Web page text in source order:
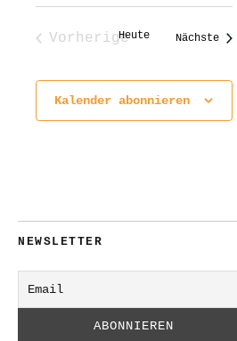
VorherigeHeute Nächste
Kalender abonnieren
NEWSLETTER